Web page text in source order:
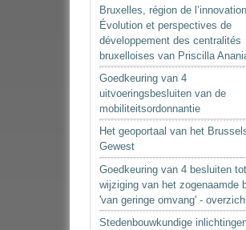
Bruxelles, région de l’innovation
Évolution et perspectives de
développement des centralités
bruxelloises van Priscilla
Goedkeuring van 4
uitvoeringsbesluiten van de
mobiliteitsordonnantie
Het geoportaal van het
Gewest
Goedkeuring van 4 besluiten tot
wijziging van het zogenaamde
'van geringe omvang' -
Stedenbouwkundige